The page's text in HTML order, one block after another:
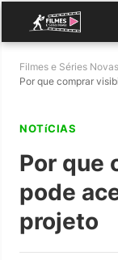
Filmes e Séries Novas
Por que comprar
NOTíCIAS
Por que
pode
projeto